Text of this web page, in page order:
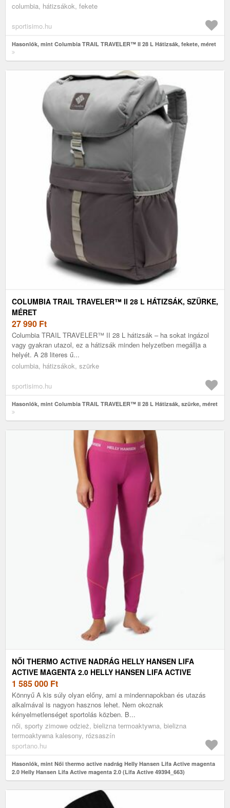
columbia, hátizsákok, fekete
sportisimo.hu
Hasonlók, mint Columbia TRAIL TRAVELER™ II 28 L Hátizsák, fekete, méret
COLUMBIA TRAIL TRAVELER™ II 28 L HÁTIZSÁK, SZÜRKE,
MÉRET
27 990 Ft
Columbia TRAIL TRAVELER™ II 28 L hátizsák – ha sokat ingázol
vagy gyakran utazol, ez a hátizsák minden helyzetben megállja a
helyét. A 28 literes ű...
columbia, hátizsákok, szürke
sportisimo.hu
Hasonlók, mint Columbia TRAIL TRAVELER™ II 28 L Hátizsák, szürke, méret
NŐI THERMO ACTIVE NADRÁG HELLY HANSEN LIFA
ACTIVE MAGENTA 2.0 HELLY HANSEN LIFA ACTIVE
MAGENTA 2.0 (LIFA ACTIVE 49394_663)
1 585 000 Ft
Könnyű A kis súly olyan előny, ami a mindennapokban és utazás
alkalmával is nagyon hasznos lehet. Nem okoznak
kényelmetlenséget sportolás közben. B...
női, sporty zimowe odzież, bielizna termoaktywna, bielizna
termoaktywna kalesony, rózsaszín
sportano.hu
Hasonlók, mint Női thermo active nadrág Helly Hansen Lifa Active magenta
2.0 Helly Hansen Lifa Active magenta 2.0 (Lifa Active 49394_663)